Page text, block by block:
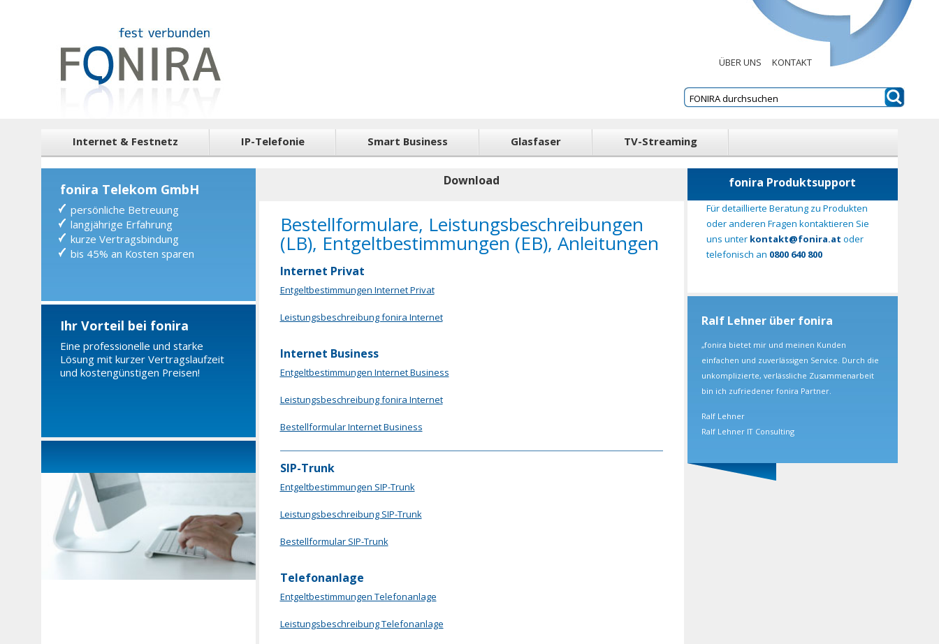
ÜBER UNS KONTAKT
Internet & Festnetz IP-Telefonie Smart Business Glasfaser TV-Streaming
fonira Telekom GmbH
persönliche Betreuung
langjährige Erfahrung
kurze Vertragsbindung
bis 45% an Kosten sparen
Ihr Vorteil bei fonira
Eine professionelle und starke
Lösung mit kurzer Vertragslaufzeit
und kostengünstigen Preisen!
Download
Bestellformulare, Leistungsbeschreibungen
(LB), Entgeltbestimmungen (EB), Anleitungen
Internet Privat
Entgeltbestimmungen Internet Privat
Leistungsbeschreibung fonira Internet
Internet Business
Entgeltbestimmungen Internet Business
Leistungsbeschreibung fonira Internet
Bestellformular Internet Business
SIP-Trunk
Entgeltbestimmungen SIP-Trunk
Leistungsbeschreibung SIP-Trunk
Bestellformular SIP-Trunk
Telefonanlage
Entgeltbestimmungen Telefonanlage
Leistungsbeschreibung Telefonanlage
fonira Produktsupport
Für detaillierte Beratung zu Produkten
oder anderen Fragen kontaktieren Sie
uns unter kontakt@fonira.at oder
telefonisch an 0800 640 800
Ralf Lehner über fonira
„fonira bietet mir und meinen Kunden
einfachen und zuverlässigen Service. Durch die
unkomplizierte, verlässliche Zusammenarbeit
bin ich zufriedener fonira Partner.
Ralf Lehner
Ralf Lehner IT Consulting